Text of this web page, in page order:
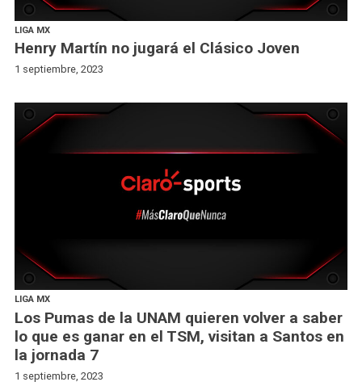
LIGA MX
Henry Martín no jugará el Clásico Joven
1 septiembre, 2023
LIGA MX
Los Pumas de la UNAM quieren volver a saber
lo que es ganar en el TSM, visitan a Santos en
la jornada 7
1 septiembre, 2023